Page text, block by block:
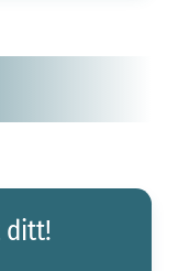
ditt!